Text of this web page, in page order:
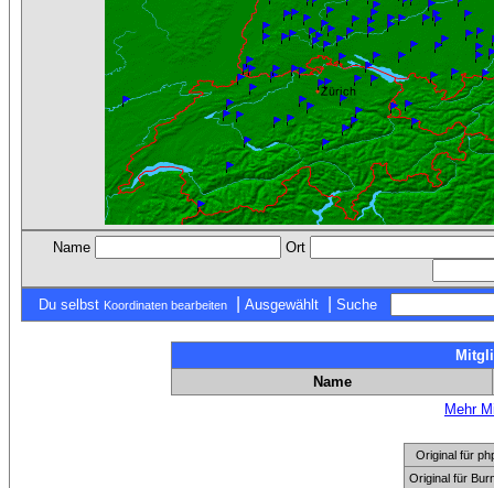
Name Ort
Du selbst Koordinaten bearbeiten Ausgewählt Suche
Name
Mehr
Original für
Original für